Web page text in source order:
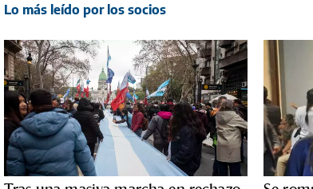
Lo más leído por los socios